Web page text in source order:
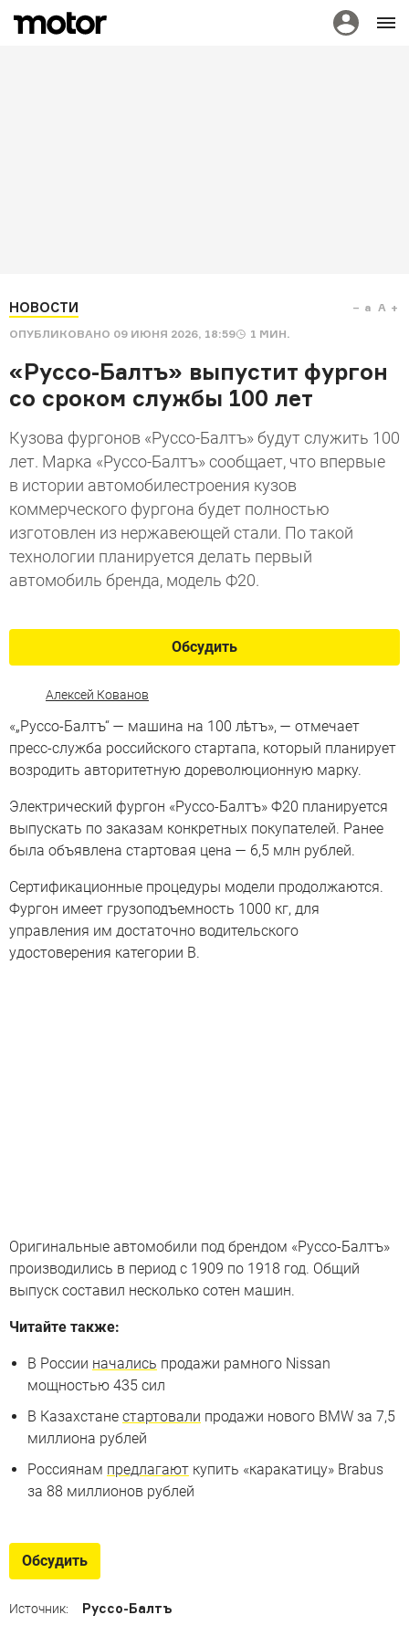
НОВОСТИ
ОПУБЛИКОВАНО 09 ИЮНЯ 2026, 18:59 1 МИН.
a A
«Руссо-Балтъ» выпустит фургон
со сроком службы 100 лет
Кузова фургонов «Руссо-Балтъ» будут служить 100
лет. Марка «Руссо-Балтъ» сообщает, что впервые
в истории автомобилестроения кузов
коммерческого фургона будет полностью
изготовлен из нержавеющей стали. По такой
технологии планируется делать первый
автомобиль бренда, модель Ф20.
Обсудить
Алексей Кованов
«„Руссо-Балтъ“ — машина на 100 лѣтъ», — отмечает
пресс-служба российского стартапа, который планирует
возродить авторитетную дореволюционную марку.
Электрический фургон «Руссо-Балтъ» Ф20 планируется
выпускать по заказам конкретных покупателей. Ранее
была объявлена стартовая цена — 6,5 млн рублей.
Сертификационные процедуры модели продолжаются.
Фургон имеет грузоподъемность 1000 кг, для
управления им достаточно водительского
удостоверения категории B.
Оригинальные автомобили под брендом «Руссо-Балтъ»
производились в период с 1909 по 1918 год. Общий
выпуск составил несколько сотен машин.
Читайте также:
В России начались продажи рамного Nissan
мощностью 435 сил
В Казахстане стартовали продажи нового BMW за 7,5
миллиона рублей
Россиянам предлагают купить «каракатицу» Brabus
за 88 миллионов рублей
Обсудить
Источник: Руссо-Балтъ